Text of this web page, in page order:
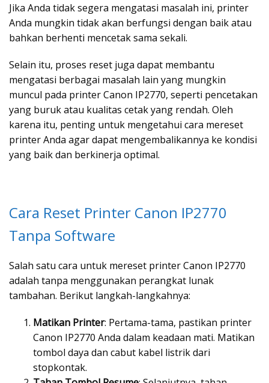
Jika Anda tidak segera mengatasi masalah ini, printer
Anda mungkin tidak akan berfungsi dengan baik atau
bahkan berhenti mencetak sama sekali.
Selain itu, proses reset juga dapat membantu
mengatasi berbagai masalah lain yang mungkin
muncul pada printer Canon IP2770, seperti pencetakan
yang buruk atau kualitas cetak yang rendah. Oleh
karena itu, penting untuk mengetahui cara mereset
printer Anda agar dapat mengembalikannya ke kondisi
yang baik dan berkinerja optimal.
Cara Reset Printer Canon IP2770
Tanpa Software
Salah satu cara untuk mereset printer Canon IP2770
adalah tanpa menggunakan perangkat lunak
tambahan. Berikut langkah-langkahnya:
Matikan Printer: Pertama-tama, pastikan printer
Canon IP2770 Anda dalam keadaan mati. Matikan
tombol daya dan cabut kabel listrik dari
stopkontak.